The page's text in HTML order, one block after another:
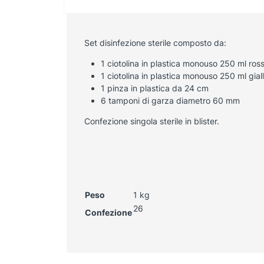
Set disinfezione sterile composto da:
1 ciotolina in plastica monouso 250 ml
1 ciotolina in plastica monouso 250 ml
1 pinza in plastica da 24 cm
6 tamponi di garza diametro 60 mm
Confezione singola sterile in blister.
Peso
1 kg
Confezione 26